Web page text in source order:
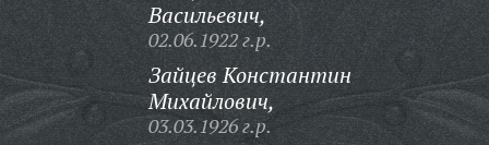
Васильевич,
02.06.1922 г.р.
Зайцев Константин
Михайлович,
03.03.1926 г.р.